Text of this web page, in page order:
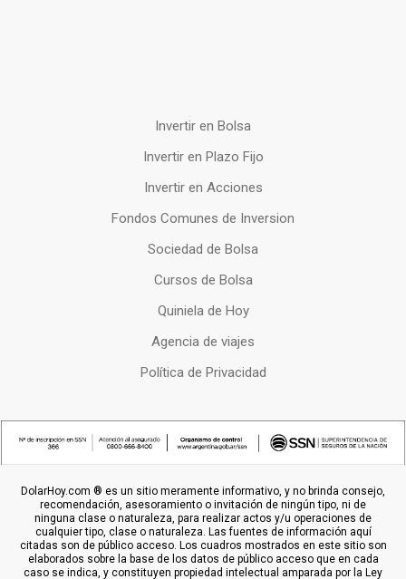
Invertir en Bolsa
Invertir en Plazo Fijo
Invertir en Acciones
Fondos Comunes de Inversion
Sociedad de Bolsa
Cursos de Bolsa
Quiniela de Hoy
Agencia de viajes
Política de Privacidad
DolarHoy.com ® es un sitio meramente informativo, y no brinda consejo,
recomendación, asesoramiento o invitación de ningún tipo, ni de
ninguna clase o naturaleza, para realizar actos y/u operaciones de
cualquier tipo, clase o naturaleza. Las fuentes de información aquí
citadas son de público acceso. Los cuadros mostrados en este sitio son
elaborados sobre la base de los datos de público acceso que en cada
caso se indica, y constituyen propiedad intelectual amparada por la Ley